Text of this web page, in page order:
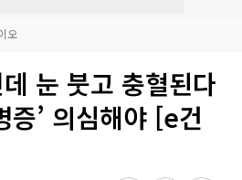
오
눈 붓고 충혈된다
증’ 의심해야 [e건